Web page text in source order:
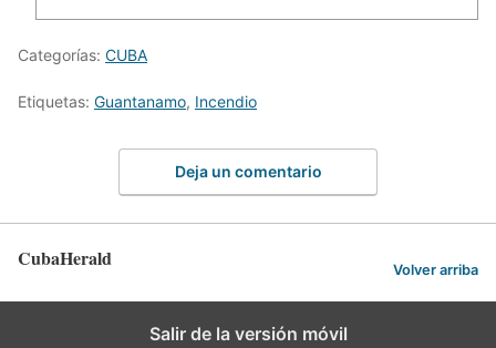
Categorías: CUBA
Etiquetas: Guantanamo, Incendio
Deja un comentario
CubaHerald Volver arriba
Salir de la versión móvil